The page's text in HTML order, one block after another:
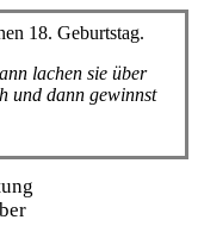
18. Geburtstag.
lachen sie über
und dann gewinnst